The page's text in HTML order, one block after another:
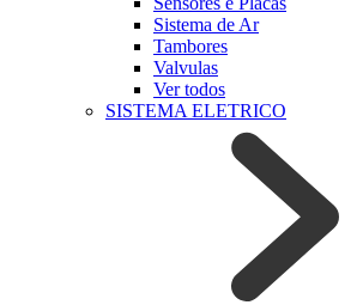
Sistema de Ar
Tambores
Valvulas
Ver todos
SISTEMA ELETRICO